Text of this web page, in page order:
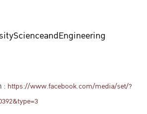
: https://www.facebook.com/media/set/?